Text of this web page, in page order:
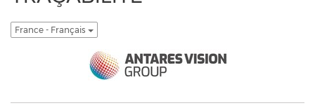
France - Français